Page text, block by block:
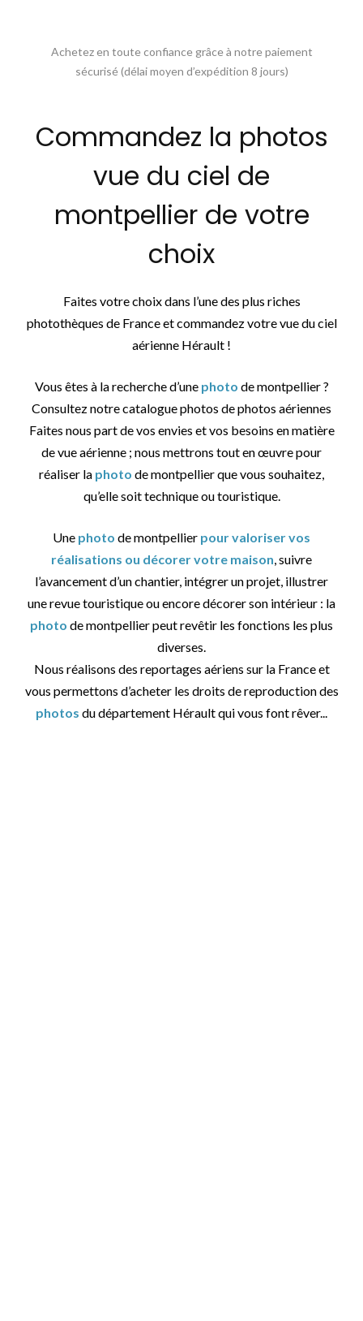
Achetez en toute confiance grâce à notre paiement
sécurisé (délai moyen d’expédition 8 jours)
Commandez la photos
vue du ciel de
montpellier de votre
choix
Faites votre choix dans l’une des plus riches
photothèques de France et commandez votre vue du ciel
aérienne Hérault !
Vous êtes à la recherche d’une photo de montpellier ?
Consultez notre catalogue photos de photos aériennes
Faites nous part de vos envies et vos besoins en matière
de vue aérienne ; nous mettrons tout en œuvre pour
réaliser la photo de montpellier que vous souhaitez,
qu’elle soit technique ou touristique.
Une photo de montpellier pour valoriser vos
réalisations ou décorer votre maison, suivre
l’avancement d’un chantier, intégrer un projet, illustrer
une revue touristique ou encore décorer son intérieur : la
photo de montpellier peut revêtir les fonctions les plus
diverses.
Nous réalisons des reportages aériens sur la France et
vous permettons d’acheter les droits de reproduction des
photos du département Hérault qui vous font rêver...